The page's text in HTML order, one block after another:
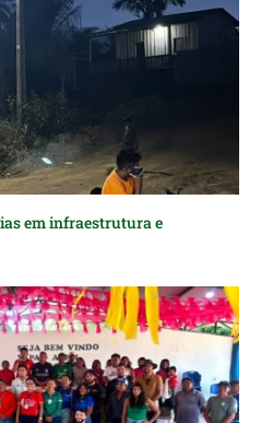
em infraestrutura e